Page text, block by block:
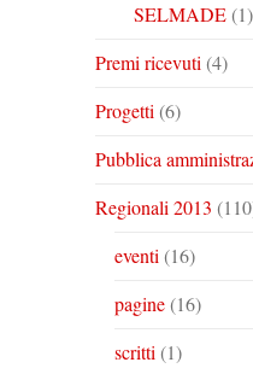
SELMADE(1)
Premi ricevuti (4)
Progetti (6)
Pubblica
Regionali 2013
eventi (16)
pagine(16)
scritti (1)